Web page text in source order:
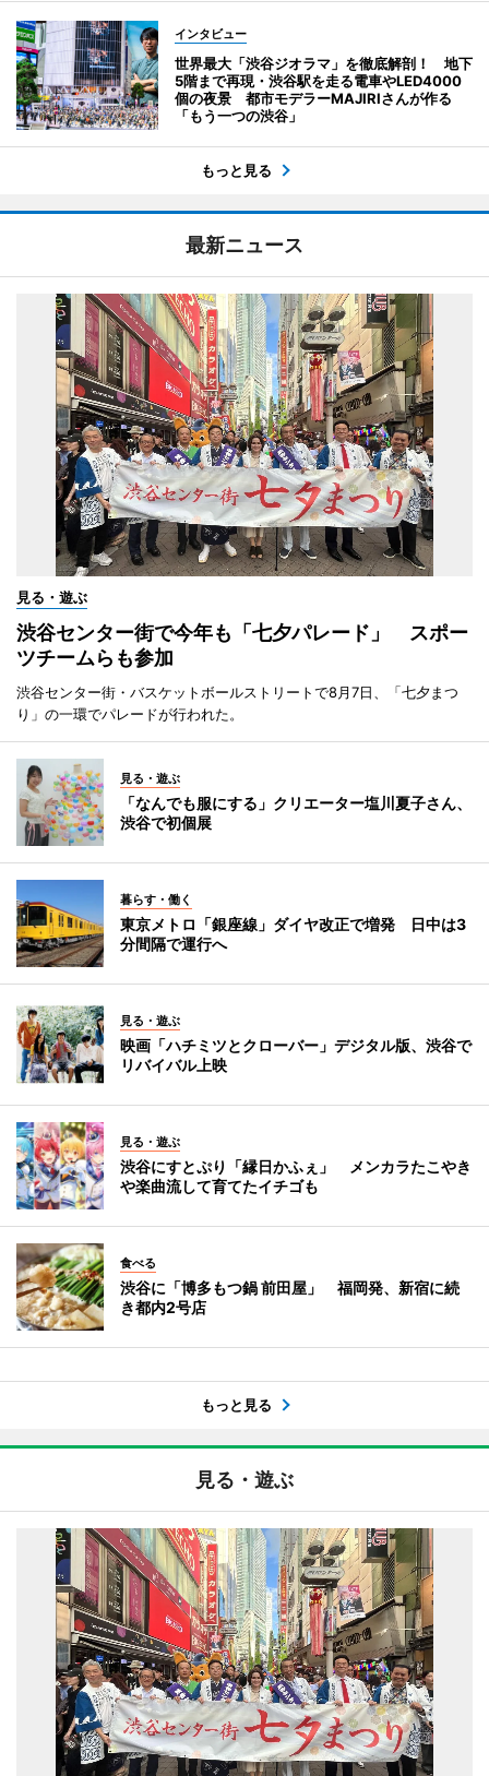
インタビュー
世界最大「渋谷ジオラマ」を徹底解剖！ 地下
5階まで再現・渋谷駅を走る電車やLED4000
個の夜景 都市モデラーMAJIRIさんが作る
「もう一つの渋谷」
もっと見る
最新ニュース
見る・遊ぶ
渋谷センター街で今年も「七夕パレード」 スポー
ツチームらも参加
渋谷センター街・バスケットボールストリートで8月7日、「七夕まつ
り」の一環でパレードが行われた。
見る・遊ぶ
「なんでも服にする」クリエーター塩川夏子さん、
渋谷で初個展
暮らす・働く
東京メトロ「銀座線」ダイヤ改正で増発 日中は3
分間隔で運行へ
見る・遊ぶ
映画「ハチミツとクローバー」デジタル版、渋谷で
リバイバル上映
見る・遊ぶ
渋谷にすとぷり「縁日かふぇ」 メンカラたこやき
や楽曲流して育てたイチゴも
食べる
渋谷に「博多もつ鍋 前田屋」 福岡発、新宿に続
き都内2号店
もっと見る
見る・遊ぶ